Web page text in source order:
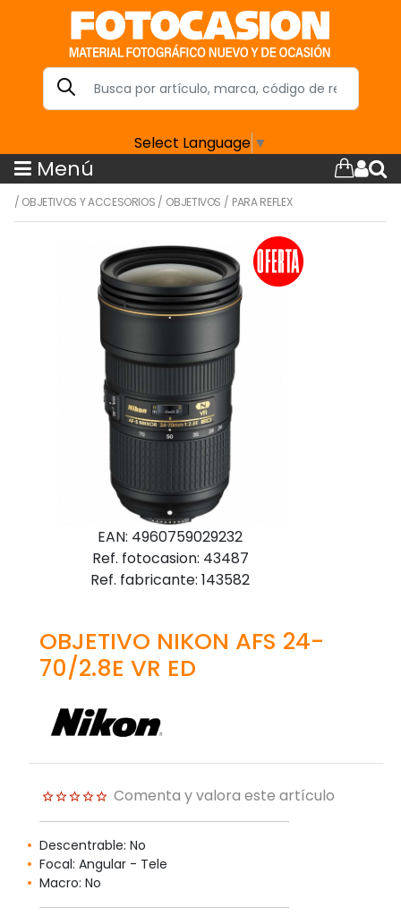
Select Language ▼
Menú
/ OBJETIVOS Y ACCESORIOS / OBJETIVOS / PARA REFLEX
EAN: 4960759029232
Ref. fotocasion: 43487
Ref. fabricante: 143582
OBJETIVO NIKON AFS 24-
70/2.8E VR ED
Comenta y valora este artículo
Descentrable: No
Focal: Angular - Tele
Macro: No